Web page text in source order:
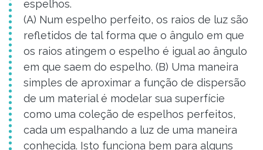
espelhos.
(A) Num espelho perfeito, os raios de luz são
refletidos de tal forma que o ângulo em que
os raios atingem o espelho é igual ao ângulo
em que saem do espelho. (B) Uma maneira
simples de aproximar a função de dispersão
de um material é modelar sua superfície
como uma coleção de espelhos perfeitos,
cada um espalhando a luz de uma maneira
conhecida. Isto funciona bem para alguns